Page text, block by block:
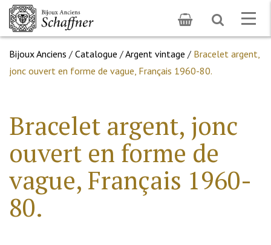
Toggle
search
Bijoux Anciens / Catalogue /Argent vintage / Bracelet argent,
jonc ouvert en forme de vague, Français 1960-80.
Bracelet argent, jonc
ouvert en forme de
vague, Français 1960-
80.